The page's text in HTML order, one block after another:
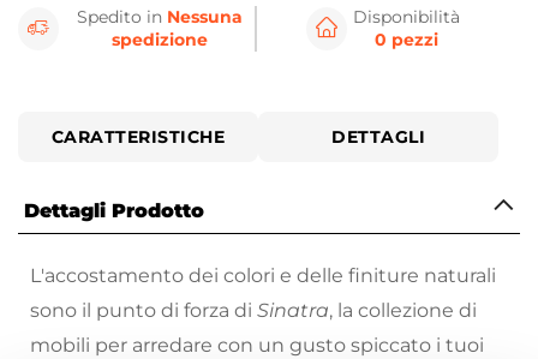
Spedito in Nessuna
spedizione
Disponibilità
0 pezzi
CARATTERISTICHE DETTAGLI
Dettagli Prodotto
L'accostamento dei colori e delle finiture naturali
sono il punto di forza di Sinatra, la collezione di
mobili per arredare con un gusto spiccato i tuoi